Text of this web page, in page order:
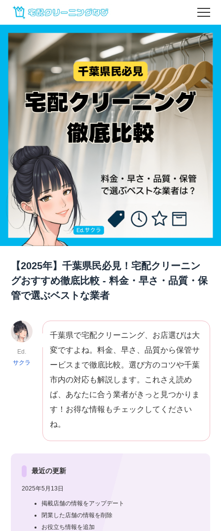
【2025年】千葉県民必見！宅配クリーニン
グおすすめ徹底比較 - 料金・早さ・品質・保
管で選ぶベストな業者
Ed.
サクラ
千葉県で宅配クリーニング、お店選びは大
変ですよね。料金、早さ、品質から保管サ
ービスまで徹底比較。選び方のコツや千葉
市内の対応も解説します。これさえ読め
ば、あなたに合う業者がきっと見つかりま
す！お得な情報もチェックしてください
ね。
最近の更新
2025年5月13日
掲載店舗の情報をアップデート
閉業した店舗の情報を削除
お役立ち情報を追加